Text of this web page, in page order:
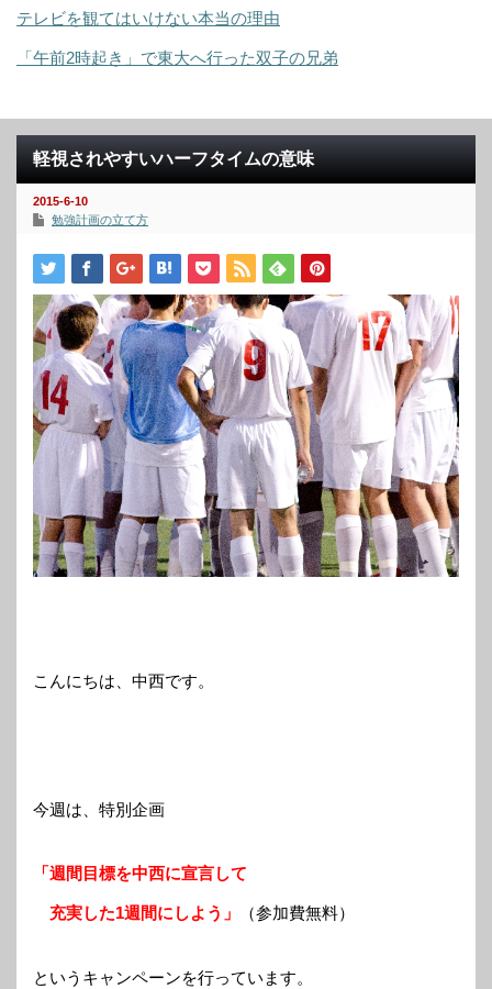
テレビを観てはいけない本当の理由
「午前2時起き」で東大へ行った双子の兄弟
軽視されやすいハーフタイムの意味
2015-6-10
勉強計画の立て方
こんにちは、中西です。
今週は、特別企画
「週間目標を中西に宣言して
充実した1週間にしよう」 （参加費無料）
というキャンペーンを行っています。